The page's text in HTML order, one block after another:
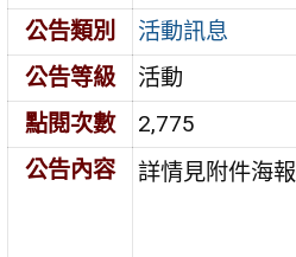
公告類別
活動訊息
公告等級
活動
點閱次數
2,775
公告內容
詳情見附件海報